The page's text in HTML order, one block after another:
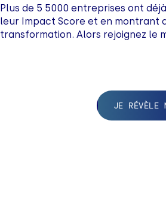
Plus de 5 5000 entreprises ont
leur Impact Score et en montrant
transformation. Alors rejoignez le
JE RÉVÈLE